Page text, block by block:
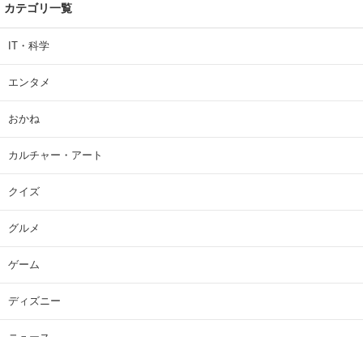
カテゴリ一覧
IT・科学
エンタメ
おかね
カルチャー・アート
クイズ
グルメ
ゲーム
ディズニー